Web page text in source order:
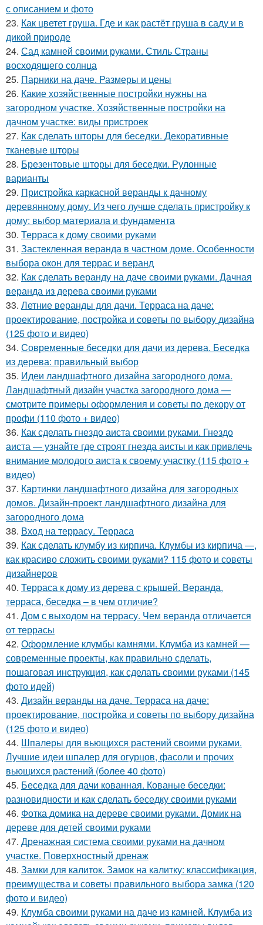
с описанием и фото
23. Как цветет груша. Где и как растёт груша в саду и в
дикой природе
24. Сад камней своими руками. Стиль Страны
восходящего солнца
25. Парники на даче. Размеры и цены
26. Какие хозяйственные постройки нужны на
загородном участке. Хозяйственные постройки на
дачном участке: виды пристроек
27. Как сделать шторы для беседки. Декоративные
тканевые шторы
28. Брезентовые шторы для беседки. Рулонные
варианты
29. Пристройка каркасной веранды к дачному
деревянному дому. Из чего лучше сделать пристройку к
дому: выбор материала и фундамента
30. Терраса к дому своими руками
31. Застекленная веранда в частном доме. Особенности
выбора окон для террас и веранд
32. Как сделать веранду на даче своими руками. Дачная
веранда из дерева своими руками
33. Летние веранды для дачи. Терраса на даче:
проектирование, постройка и советы по выбору дизайна
(125 фото и видео)
34. Современные беседки для дачи из дерева. Беседка
из дерева: правильный выбор
35. Идеи ландшафтного дизайна загородного дома.
Ландшафтный дизайн участка загородного дома —
смотрите примеры оформления и советы по декору от
профи (110 фото + видео)
36. Как сделать гнездо аиста своими руками. Гнездо
аиста — узнайте где строят гнезда аисты и как привлечь
внимание молодого аиста к своему участку (115 фото +
видео)
37. Картинки ландшафтного дизайна для загородных
домов. Дизайн-проект ландшафтного дизайна для
загородного дома
38. Вход на террасу. Терраса
39. Как сделать клумбу из кирпича. Клумбы из кирпича —,
как красиво сложить своими руками? 115 фото и советы
дизайнеров
40. Терраса к дому из дерева с крышей. Веранда,
терраса, беседка – в чем отличие?
41. Дом с выходом на террасу. Чем веранда отличается
от террасы
42. Оформление клумбы камнями. Клумба из камней —
современные проекты, как правильно сделать,
пошаговая инструкция, как сделать своими руками (145
фото идей)
43. Дизайн веранды на даче. Терраса на даче:
проектирование, постройка и советы по выбору дизайна
(125 фото и видео)
44. Шпалеры для вьющихся растений своими руками.
Лучшие идеи шпалер для огурцов, фасоли и прочих
вьющихся растений (более 40 фото)
45. Беседка для дачи кованная. Кованые беседки:
разновидности и как сделать беседку своими руками
46. Фотка домика на дереве своими руками. Домик на
дереве для детей своими руками
47. Дренажная система своими руками на дачном
участке. Поверхностный дренаж
48. Замки для калиток. Замок на калитку: классификация,
преимущества и советы правильного выбора замка (120
фото и видео)
49. Клумба своими руками на даче из камней. Клумба из